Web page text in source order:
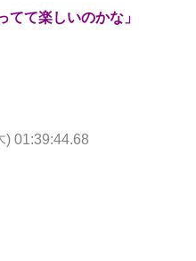
てて楽しいのかな」
) 01:39:44.68